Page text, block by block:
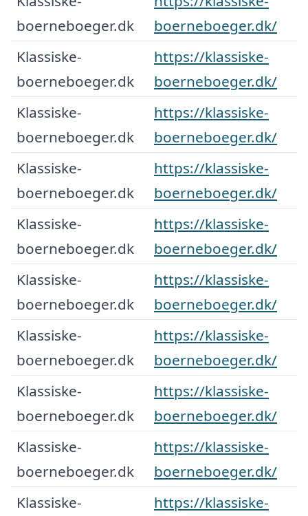
boerneboeger.dk
boerneboeger.dk/
Klassiske-
boerneboeger.dk
https://klassiske-
boerneboeger.dk/
Klassiske-
boerneboeger.dk
https://klassiske-
boerneboeger.dk/
Klassiske-
boerneboeger.dk
https://klassiske-
boerneboeger.dk/
Klassiske-
boerneboeger.dk
https://klassiske-
boerneboeger.dk/
Klassiske-
boerneboeger.dk
https://klassiske-
boerneboeger.dk/
Klassiske-
boerneboeger.dk
https://klassiske-
boerneboeger.dk/
Klassiske-
boerneboeger.dk
https://klassiske-
boerneboeger.dk/
Klassiske-
boerneboeger.dk
https://klassiske-
boerneboeger.dk/
Klassiske-
https://klassiske-